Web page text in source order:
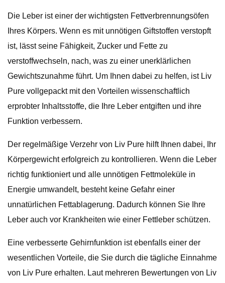
Die Leber ist einer der wichtigsten Fettverbrennungsöfen
Ihres Körpers. Wenn es mit unnötigen Giftstoffen verstopft
ist, lässt seine Fähigkeit, Zucker und Fette zu
verstoffwechseln, nach, was zu einer unerklärlichen
Gewichtszunahme führt. Um Ihnen dabei zu helfen, ist Liv
Pure vollgepackt mit den Vorteilen wissenschaftlich
erprobter Inhaltsstoffe, die Ihre Leber entgiften und ihre
Funktion verbessern.
Der regelmäßige Verzehr von Liv Pure hilft Ihnen dabei, Ihr
Körpergewicht erfolgreich zu kontrollieren. Wenn die Leber
richtig funktioniert und alle unnötigen Fettmoleküle in
Energie umwandelt, besteht keine Gefahr einer
unnatürlichen Fettablagerung. Dadurch können Sie Ihre
Leber auch vor Krankheiten wie einer Fettleber schützen.
Eine verbesserte Gehirnfunktion ist ebenfalls einer der
wesentlichen Vorteile, die Sie durch die tägliche Einnahme
von Liv Pure erhalten. Laut mehreren Bewertungen von Liv